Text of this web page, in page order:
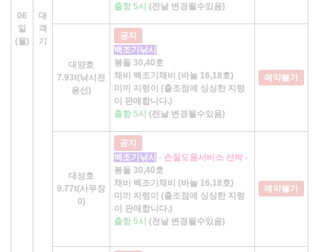
06
일
(월)
대
객
기
출항 5시 (전날 변경될수있음)
대양호
7.93t(낚시전
용선)
공지
백조기낚시
봉돌 30,40호
채비 백조기채비 (바늘 16,18호)
미끼 지렁이 (출조점에 싱싱한 지렁
이 판매합니다.)
출항 5시 (전날 변경될수있음)
예약불가
대성호
9.77t(사무장
0)
공지
백조기낚시 - 손질도움서비스 선박 -
봉돌 30,40호
채비 백조기채비 (바늘 16,18호)
미끼 지렁이 (출조점에 싱싱한 지렁
이 판매합니다.)
출항 5시 (전날 변경될수있음)
예약불가